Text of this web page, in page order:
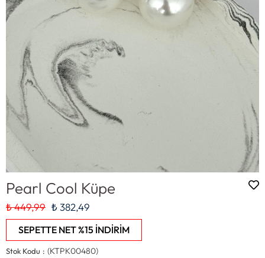
Pearl Cool Küpe
₺ 449,99 ₺ 382,49
SEPETTE NET %15 İNDİRİM
Stok Kodu
(KTPK00480)